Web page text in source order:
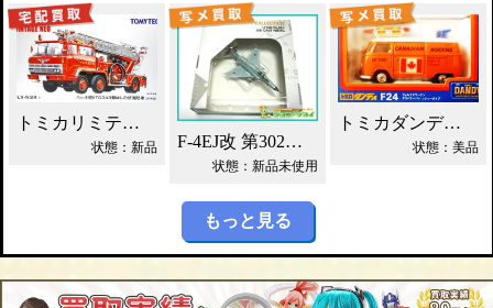
トミカリミテッドNEO 日野 はしご付 消防車 買取！
状態：新品 F-4EJ改 第302飛行隊 ワールドエアクラフト買取！
状態：新品未使用
トミカダンディ F24 VW デリバリーバン買取！
状態：美品
もっと見る